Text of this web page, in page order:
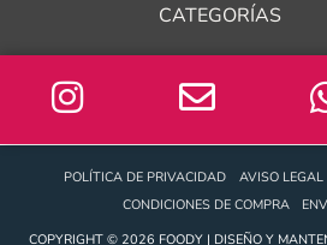
CATEGORÍAS
POLÍTICA DE PRIVACIDAD AVISO LEGAL
CONDICIONES DE COMPRA
COPYRIGHT © 2026 FOODY | DISEÑO Y